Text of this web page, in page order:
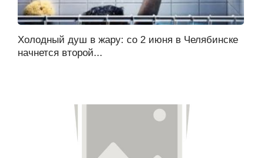
Холодный душ в жару: со 2 июня в Челябинске
начнется второй...